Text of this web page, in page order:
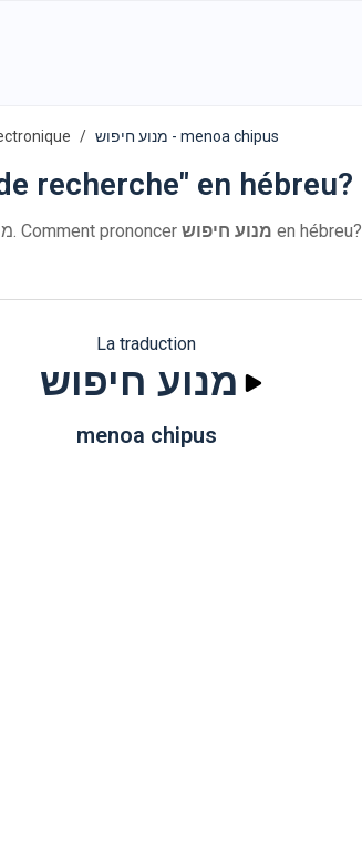
מנוע חיפוש - menoa chipus
recherche" en hébreu?
en hébreu: מנוע חיפוש. Comment prononcer מנוע חיפוש en hébreu?
La traduction
מנוע חיפוש
menoa chipus